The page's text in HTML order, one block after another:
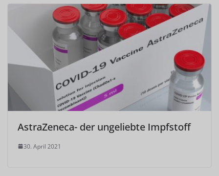
AstraZeneca- der ungeliebte Impfstoff
30. April 2021